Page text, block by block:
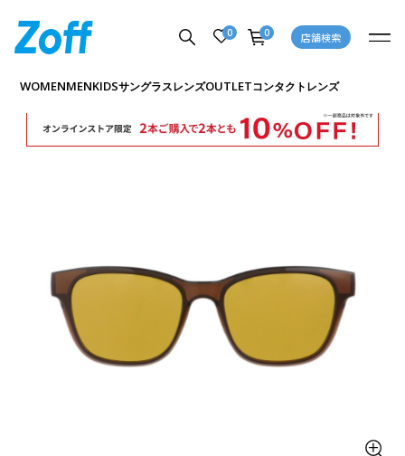
0 0 店舗検索
WOMENMENKIDSサングラスレンズOUTLETコンタクトレンズ
商品詳細ページへ